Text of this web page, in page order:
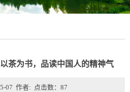
茶为书，品读中国人的精神气
07 作者: 点击数： 87